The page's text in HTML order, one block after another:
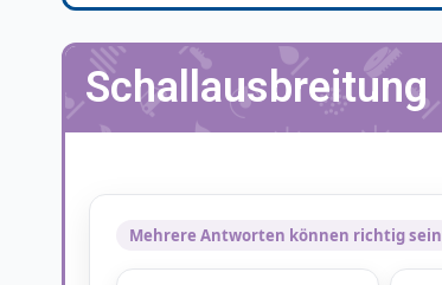
Schallausbreitung
Mehrere Antworten können richtig sein